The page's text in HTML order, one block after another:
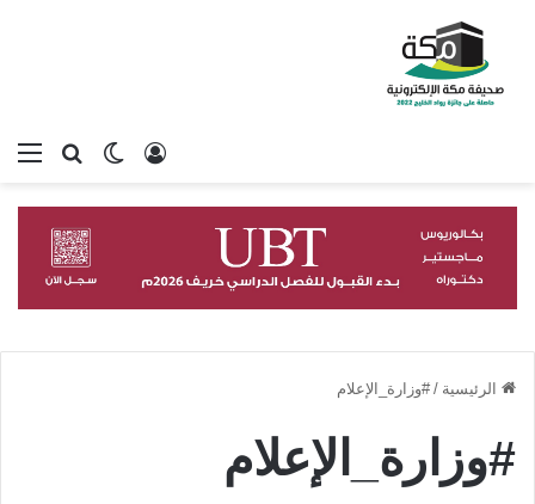
بحثالوضع
تسجيل الدخول
الرئيسية / #وزارة_الإعلام
#وزارة_الإعلام